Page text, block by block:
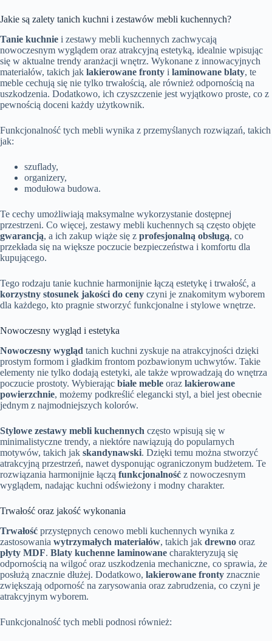
Jakie są zalety tanich kuchni i zestawów mebli kuchennych?
Tanie kuchnie i zestawy mebli kuchennych zachwycają
nowoczesnym wyglądem oraz atrakcyjną estetyką, idealnie wpisując
się w aktualne trendy aranżacji wnętrz. Wykonane z innowacyjnych
materiałów, takich jak lakierowane fronty i laminowane blaty, te
meble cechują się nie tylko trwałością, ale również odpornością na
uszkodzenia. Dodatkowo, ich czyszczenie jest wyjątkowo proste, co z
pewnością doceni każdy użytkownik.
Funkcjonalność tych mebli wynika z przemyślanych rozwiązań, takich
jak:
szuflady,
organizery,
modułowa budowa.
Te cechy umożliwiają maksymalne wykorzystanie dostępnej
przestrzeni. Co więcej, zestawy mebli kuchennych są często objęte
gwarancją, a ich zakup wiąże się z profesjonalną obsługą, co
przekłada się na większe poczucie bezpieczeństwa i komfortu dla
kupującego.
Tego rodzaju tanie kuchnie harmonijnie łączą estetykę i trwałość, a
korzystny stosunek jakości do ceny czyni je znakomitym wyborem
dla każdego, kto pragnie stworzyć funkcjonalne i stylowe wnętrze.
Nowoczesny wygląd i estetyka
Nowoczesny wygląd tanich kuchni zyskuje na atrakcyjności dzięki
prostym formom i gładkim frontom pozbawionym uchwytów. Takie
elementy nie tylko dodają estetyki, ale także wprowadzają do wnętrza
poczucie prostoty. Wybierając białe meble oraz lakierowane
powierzchnie, możemy podkreślić elegancki styl, a biel jest obecnie
jednym z najmodniejszych kolorów.
Stylowe zestawy mebli kuchennych często wpisują się w
minimalistyczne trendy, a niektóre nawiązują do popularnych
motywów, takich jak skandynawski. Dzięki temu można stworzyć
atrakcyjną przestrzeń, nawet dysponując ograniczonym budżetem. Te
rozwiązania harmonijnie łączą funkcjonalność z nowoczesnym
wyglądem, nadając kuchni odświeżony i modny charakter.
Trwałość oraz jakość wykonania
Trwałość przystępnych cenowo mebli kuchennych wynika z
zastosowania wytrzymałych materiałów, takich jak drewno oraz
płyty MDF. Blaty kuchenne laminowane charakteryzują się
odpornością na wilgoć oraz uszkodzenia mechaniczne, co sprawia, że
posłużą znacznie dłużej. Dodatkowo, lakierowane fronty znacznie
zwiększają odporność na zarysowania oraz zabrudzenia, co czyni je
atrakcyjnym wyborem.
Funkcjonalność tych mebli podnosi również: